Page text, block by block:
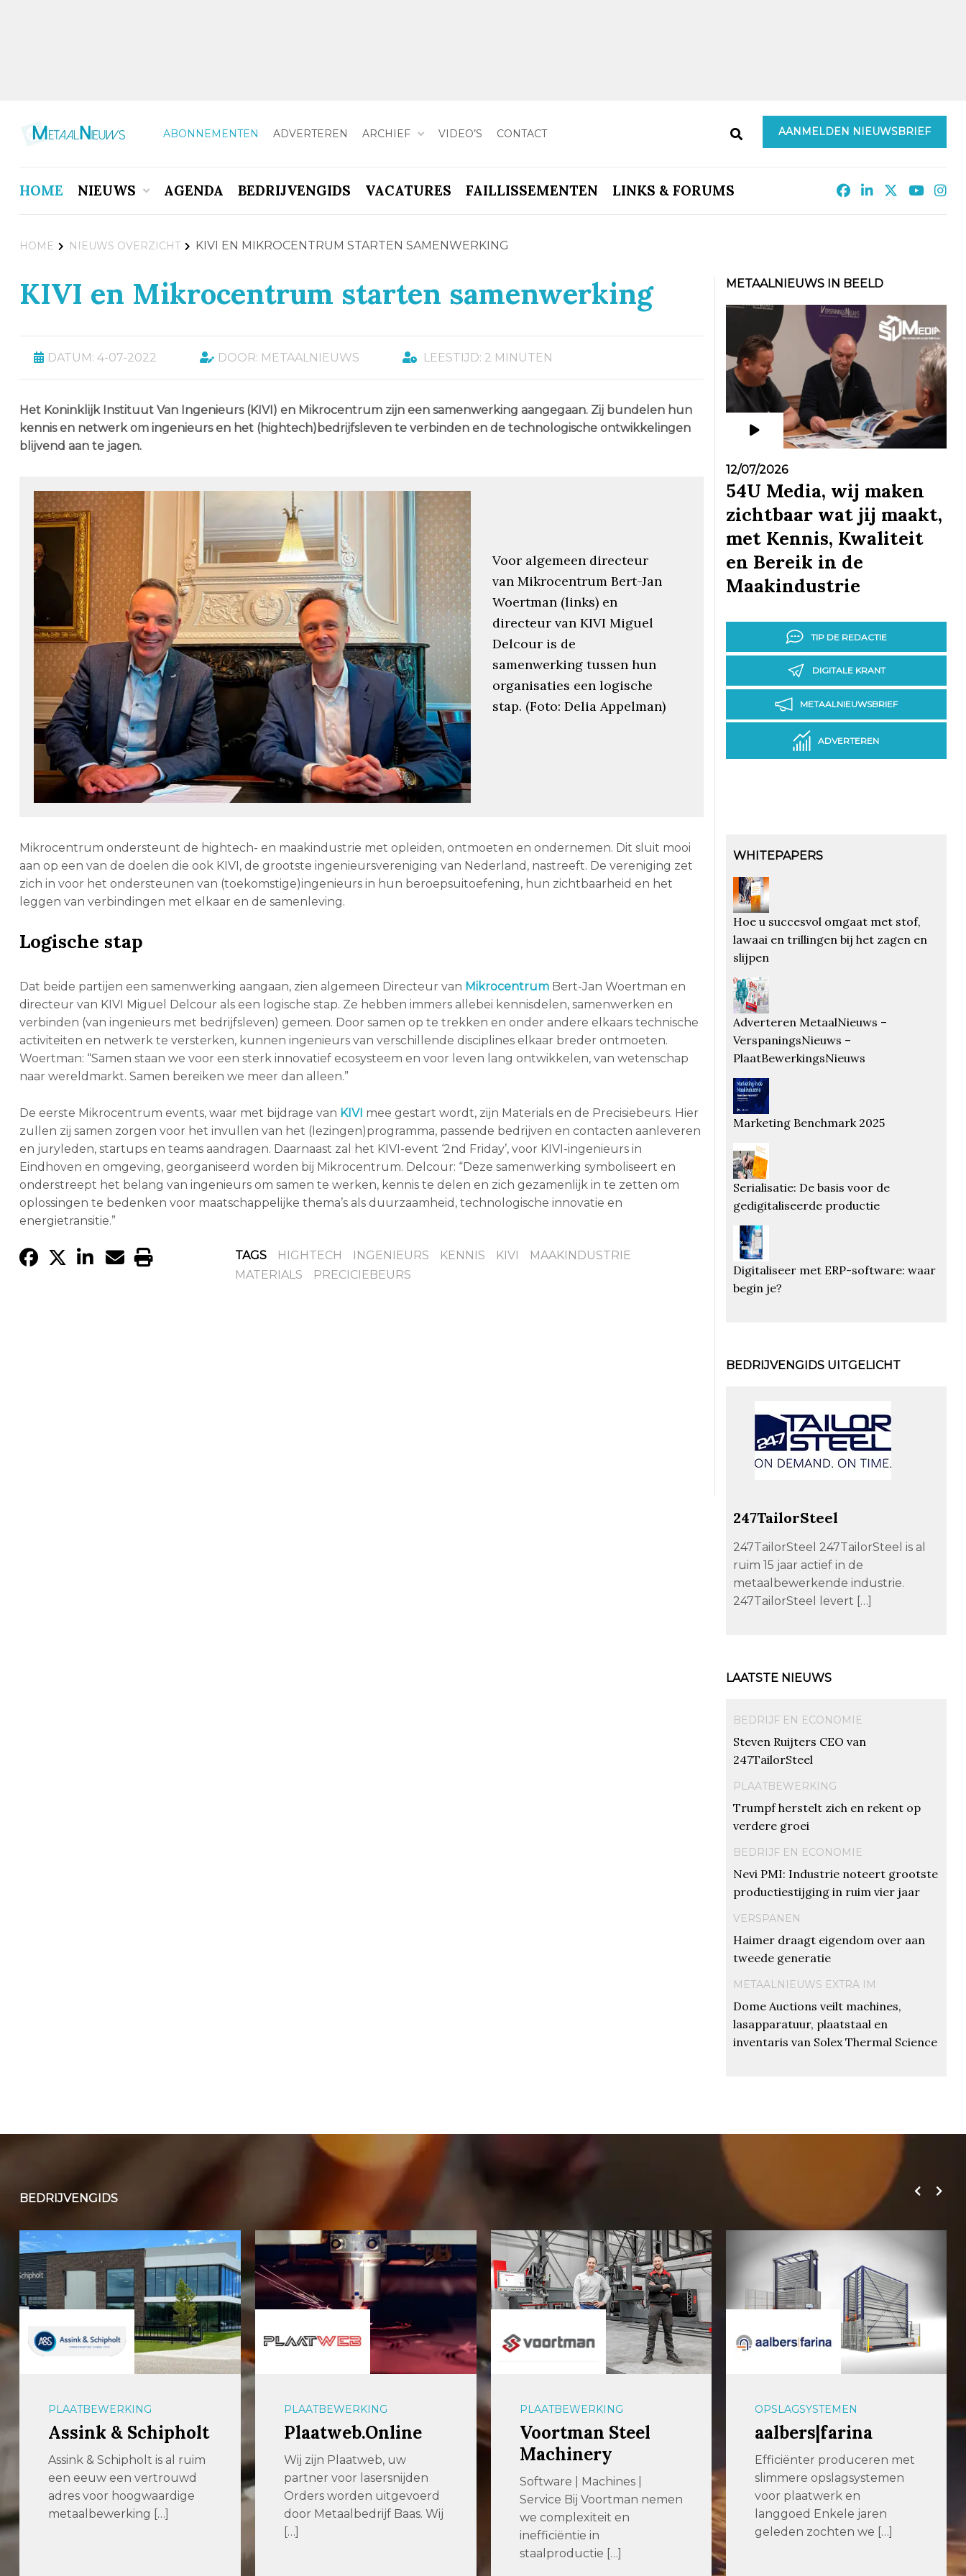
ABONNEMENTEN ADVERTEREN ARCHIEF VIDEO’S CONTACT AANMELDEN NIEUWSBRIEF
HOME NIEUWS AGENDA BEDRIJVENGIDS VACATURES FAILLISSEMENTEN LINKS & FORUMS
HOME NIEUWS OVERZICHT KIVI EN MIKROCENTRUM STARTEN SAMENWERKING
KIVI en Mikrocentrum starten samenwerking
DATUM: 4-07-2022 DOOR: METAALNIEUWS LEESTIJD: 2 MINUTEN
Het Koninklijk Instituut Van Ingenieurs (KIVI) en Mikrocentrum zijn een samenwerking aangegaan. Zij bundelen hun
kennis en netwerk om ingenieurs en het (hightech)bedrijfsleven te verbinden en de technologische ontwikkelingen
blijvend aan te jagen.
Voor algemeen directeur
van Mikrocentrum Bert-Jan
Woertman (links) en
directeur van KIVI Miguel
Delcour is de
samenwerking tussen hun
organisaties een logische
stap. (Foto: Delia Appelman)
Mikrocentrum ondersteunt de hightech- en maakindustrie met opleiden, ontmoeten en ondernemen. Dit sluit mooi
aan op een van de doelen die ook KIVI, de grootste ingenieursvereniging van Nederland, nastreeft. De vereniging zet
zich in voor het ondersteunen van (toekomstige)ingenieurs in hun beroepsuitoefening, hun zichtbaarheid en het
leggen van verbindingen met elkaar en de samenleving.
Logische stap
Dat beide partijen een samenwerking aangaan, zien algemeen Directeur van Mikrocentrum Bert-Jan Woertman en
directeur van KIVI Miguel Delcour als een logische stap. Ze hebben immers allebei kennisdelen, samenwerken en
verbinden (van ingenieurs met bedrijfsleven) gemeen. Door samen op te trekken en onder andere elkaars technische
activiteiten en netwerk te versterken, kunnen ingenieurs van verschillende disciplines elkaar breder ontmoeten.
Woertman: “Samen staan we voor een sterk innovatief ecosysteem en voor leven lang ontwikkelen, van wetenschap
naar wereldmarkt. Samen bereiken we meer dan alleen.”
De eerste Mikrocentrum events, waar met bijdrage van KIVI mee gestart wordt, zijn Materials en de Precisiebeurs. Hier
zullen zij samen zorgen voor het invullen van het (lezingen)programma, passende bedrijven en contacten aanleveren
en juryleden, startups en teams aandragen. Daarnaast zal het KIVI-event ‘2nd Friday’, voor KIVI-ingenieurs in
Eindhoven en omgeving, georganiseerd worden bij Mikrocentrum. Delcour: “Deze samenwerking symboliseert en
onderstreept het belang van ingenieurs om samen te werken, kennis te delen en zich gezamenlijk in te zetten om
oplossingen te bedenken voor maatschappelijke thema’s als duurzaamheid, technologische innovatie en
energietransitie.”
TAGS HIGHTECH INGENIEURS KENNIS KIVI
MAAKINDUSTRIE
MATERIALS
PRECICIEBEURS
METAALNIEUWS IN BEELD
12/07/2026
54U Media, wij maken
zichtbaar wat jij maakt,
met Kennis, Kwaliteit
en Bereik in de
Maakindustrie
TIP DE REDACTIE
DIGITALE KRANT
METAALNIEUWSBRIEF
ADVERTEREN
WHITEPAPERS
Hoe u succesvol omgaat met stof,
lawaai en trillingen bij het zagen en
slijpen
Adverteren MetaalNieuws –
VerspaningsNieuws –
PlaatBewerkingsNieuws
Marketing Benchmark 2025
Serialisatie: De basis voor de
gedigitaliseerde productie
Digitaliseer met ERP-software: waar
begin je?
BEDRIJVENGIDS UITGELICHT
247TailorSteel
247TailorSteel 247TailorSteel is al
ruim 15 jaar actief in de
metaalbewerkende industrie.
247TailorSteel levert […]
LAATSTE NIEUWS
BEDRIJF EN ECONOMIE
Steven Ruijters CEO van
247TailorSteel
PLAATBEWERKING
Trumpf herstelt zich en rekent op
verdere groei
BEDRIJF EN ECONOMIE
Nevi PMI: Industrie noteert grootste
productiestijging in ruim vier jaar
VERSPANEN
Haimer draagt eigendom over aan
tweede generatie
METAALNIEUWS EXTRA IM
Dome Auctions veilt machines,
lasapparatuur, plaatstaal en
inventaris van Solex Thermal Science
BEDRIJVENGIDS
PLAATBEWERKING
Assink & Schipholt
Assink & Schipholt is al ruim
een eeuw een vertrouwd
adres voor hoogwaardige
metaalbewerking […]
PLAATBEWERKING
Plaatweb.Online
Wij zijn Plaatweb, uw
partner voor lasersnijden
Orders worden uitgevoerd
door Metaalbedrijf Baas. Wij
[…]
PLAATBEWERKING
Voortman Steel
Machinery
Software | Machines |
Service Bij Voortman nemen
we complexiteit en
inefficiëntie in
staalproductie […]
OPSLAGSYSTEMEN
aalbers|farina
Efficiënter produceren met
slimmere opslagsystemen
voor plaatwerk en
langgoed Enkele jaren
geleden zochten we […]